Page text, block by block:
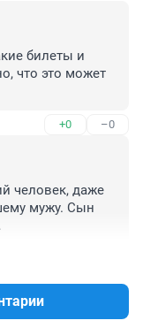
билеты и
что это может
+0 –0
человек, даже
мужу. Сын